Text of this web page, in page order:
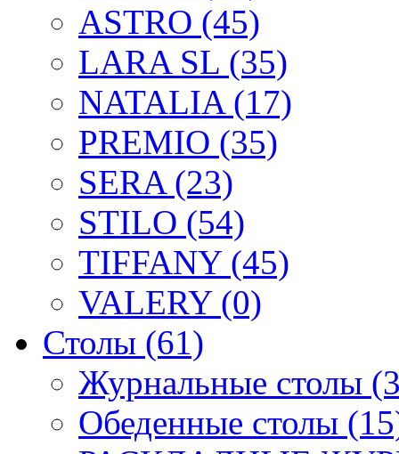
ASTRO (45)
LARA SL (35)
NATALIA (17)
PREMIO (35)
SERA (23)
STILO (54)
TIFFANY (45)
VALERY (0)
Столы (61)
Журнальные столы
Обеденные столы